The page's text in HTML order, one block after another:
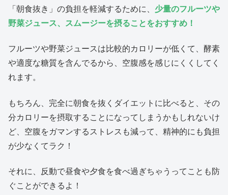
「朝食抜き」の負担を軽減するために、 少量のフルーツや
野菜ジュース、スムージーを摂ることをおすすめ！
フルーツや野菜ジュースは比較的カロリーが低くて、酵素
や適度な糖質を含んでるから、空腹感を感じにくくしてく
れます。
もちろん、完全に朝食を抜くダイエットに比べると、その
分カロリーを摂取することになってしまうかもしれないけ
ど、空腹をガマンするストレスも減って、精神的にも負担
が少なくてラク！
それに、反動で昼食や夕食を食べ過ぎちゃうってことも防
ぐことができるよ！